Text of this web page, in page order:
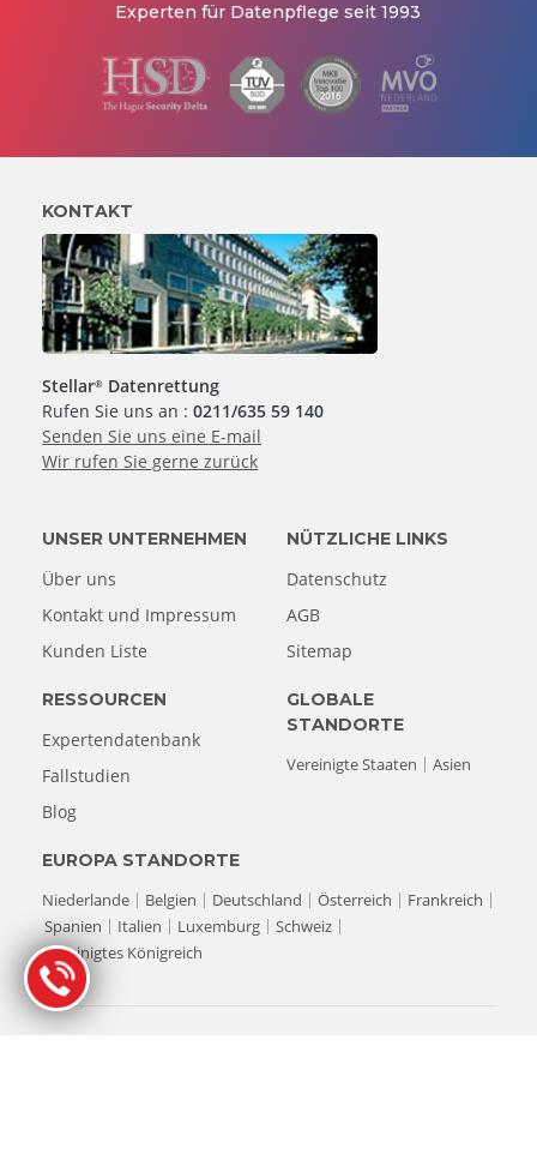
Experten für Datenpflege seit 1993
KONTAKT
Stellar® Datenrettung
Rufen Sie uns an :0211/635 59 140
Senden Sie uns eine E-mail
Wir rufen Sie gerne zurück
UNSER UNTERNEHMEN
Über uns
Kontakt und Impressum
Kunden Liste
NÜTZLICHE LINKS
Datenschutz
AGB
Sitemap
RESSOURCEN
Expertendatenbank
Fallstudien
Blog
EUROPA STANDORTE
Niederlande
Belgien Deutschland Österreich
Frankreich
Spanien
Italien Luxemburg
Schweiz
Vereinigtes Königreich
GLOBALE
STANDORTE
Vereinigte Staaten
Asien